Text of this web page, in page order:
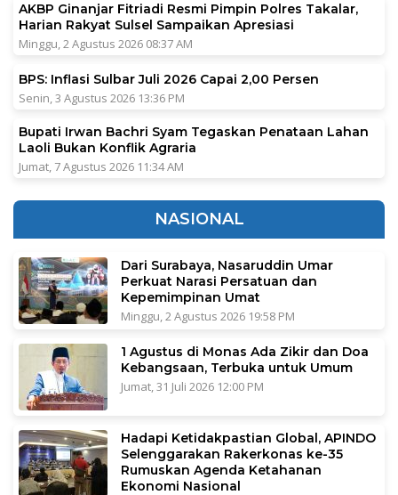
AKBP Ginanjar Fitriadi Resmi Pimpin Polres Takalar,
Harian Rakyat Sulsel Sampaikan Apresiasi
Minggu, 2 Agustus 2026 08:37 AM
BPS: Inflasi Sulbar Juli 2026 Capai 2,00 Persen
Senin, 3 Agustus 2026 13:36 PM
Bupati Irwan Bachri Syam Tegaskan Penataan Lahan
Laoli Bukan Konflik Agraria
Jumat, 7 Agustus 2026 11:34 AM
NASIONAL
Dari Surabaya, Nasaruddin Umar
Perkuat Narasi Persatuan dan
Kepemimpinan Umat
Minggu, 2 Agustus 2026 19:58 PM
1 Agustus di Monas Ada Zikir dan Doa
Kebangsaan, Terbuka untuk Umum
Jumat, 31 Juli 2026 12:00 PM
Hadapi Ketidakpastian Global, APINDO
Selenggarakan Rakerkonas ke-35
Rumuskan Agenda Ketahanan
Ekonomi Nasional